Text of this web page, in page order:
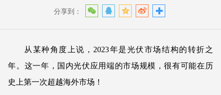
分享到：
从某种角度上说，2023年是光伏市场结构的转折之
年。这一年，国内光伏应用端的市场规模，很有可能在历
史上第一次超越海外市场！